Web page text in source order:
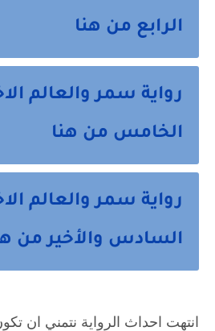
الرابع من هنا
رواية سمر والعالم
الخامس من هنا
رواية سمر والعالم
السادس والأخير من
انتهت احداث الرواية نتمني ان